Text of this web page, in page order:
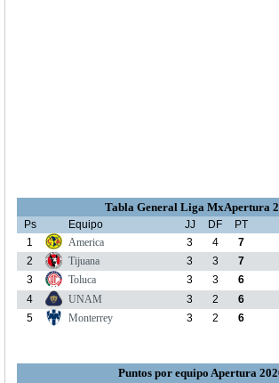
Tabla General Liga MxApertura
Ps Equipo JJ DF
PT
1
America 3 4
7
2
Tijuana 3 3
7
3
Toluca 3 3
6
4
UNAM 3 2
6
5
Monterrey 3 2 6
Puntos por equipo Apertura